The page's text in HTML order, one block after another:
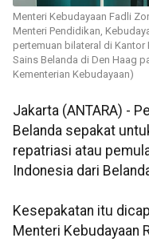
Menteri Kebudayaan Fadli
Menteri Pendidikan,
pertemuan bilateral di Kantor
Sains Belanda di Den Haag
Kementerian Kebudayaan)
Jakarta (ANTARA) -
Belanda sepakat
repatriasi atau
Indonesia dari
Kesepakatan itu
Menteri Kebudayaan